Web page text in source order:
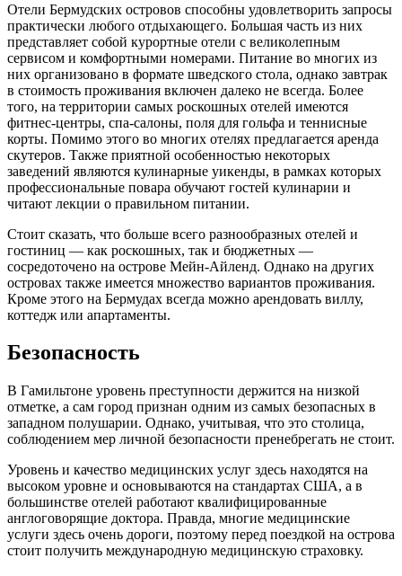
Отели Бермудских островов способны удовлетворить запросы
практически любого отдыхающего. Большая часть из них
представляет собой курортные отели с великолепным
сервисом и комфортными номерами. Питание во многих из
них организовано в формате шведского стола, однако завтрак
в стоимость проживания включен далеко не всегда. Более
того, на территории самых роскошных отелей имеются
фитнес-центры, спа-салоны, поля для гольфа и теннисные
корты. Помимо этого во многих отелях предлагается аренда
скутеров. Также приятной особенностью некоторых
заведений являются кулинарные уикенды, в рамках которых
профессиональные повара обучают гостей кулинарии и
читают лекции о правильном питании.
Стоит сказать, что больше всего разнообразных отелей и
гостиниц — как роскошных, так и бюджетных —
сосредоточено на острове Мейн-Айленд. Однако на других
островах также имеется множество вариантов проживания.
Кроме этого на Бермудах всегда можно арендовать виллу,
коттедж или апартаменты.
Безопасность
В Гамильтоне уровень преступности держится на низкой
отметке, а сам город признан одним из самых безопасных в
западном полушарии. Однако, учитывая, что это столица,
соблюдением мер личной безопасности пренебрегать не стоит.
Уровень и качество медицинских услуг здесь находятся на
высоком уровне и основываются на стандартах США, а в
большинстве отелей работают квалифицированные
англоговорящие доктора. Правда, многие медицинские
услуги здесь очень дороги, поэтому перед поездкой на острова
стоит получить международную медицинскую страховку.